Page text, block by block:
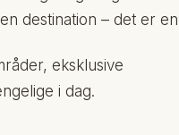
destination – det er en
eksklusive
i dag.